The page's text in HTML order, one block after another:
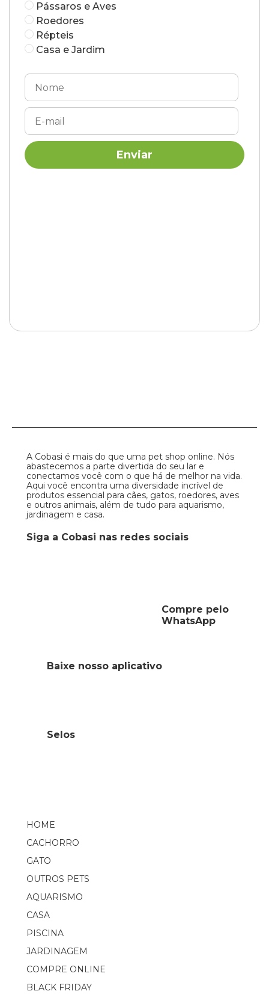
Pássaros e Aves
Roedores
Répteis
Casa e Jardim
A Cobasi é mais do que uma pet shop online. Nós
abastecemos a parte divertida do seu lar e
conectamos você com o que há de melhor na vida.
Aqui você encontra uma diversidade incrível de
produtos essencial para cães, gatos, roedores, aves
e outros animais, além de tudo para aquarismo,
jardinagem e casa.
Siga a Cobasi nas redes sociais
Compre pelo
WhatsApp
HOME
CACHORRO
GATO
OUTROS PETS
AQUARISMO
CASA
PISCINA
JARDINAGEM
COMPRE ONLINE
BLACK FRIDAY
Baixe nosso aplicativo
Selos